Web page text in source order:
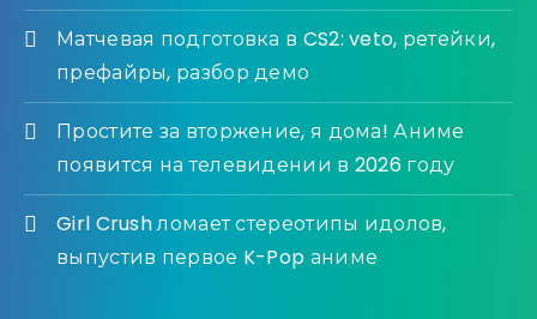
Матчевая подготовка в CS2: veto, ретейки,
префайры, разбор демо
Простите за вторжение, я дома! Аниме
появится на телевидении в 2026 году
Girl Crush ломает стереотипы идолов,
выпустив первое K-Pop аниме